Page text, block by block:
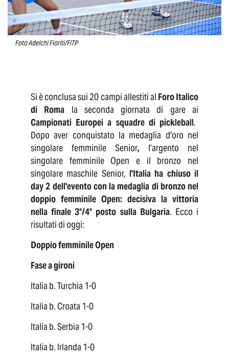
Foto Adelchi Fioriti/FITP
Si è conclusa sui 20 campiallestiti al Foro Italico
di Roma la seconda giornata di gare ai
Campionati Europei a squadre di pickleball.
Dopo aver conquistato la medaglia d'oro nel
singolare femminile Senior, l’argento nel
singolare femminile Open e il bronzo nel
singolare maschile Senior, l'Italia ha chiuso il
day 2 dell'evento con la medaglia di bronzo nel
doppio femminile Open: decisiva la vittoria
nella finale 3°/4° posto sulla Bulgaria. Ecco i
risultati di oggi:
Doppio femminile Open
Fase a gironi
Italia b. Turchia 1-0
Italia b. Croata 1-0
Italia b. Serbia 1-0
Italia b. Irlanda 1-0